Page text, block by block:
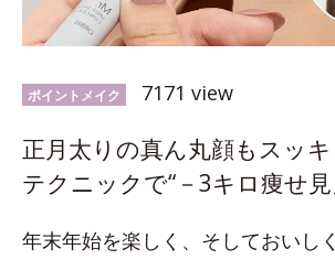
ポイントメイク 7171 view
正月太りの真ん丸顔もスッ
テクニックで“－3キロ痩せ見
年末年始を楽しく、そしておいし